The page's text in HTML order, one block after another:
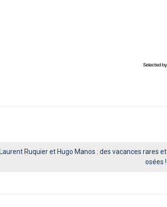
Laurent Ruquier et Hugo Manos : des vacances rares et
osées !